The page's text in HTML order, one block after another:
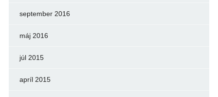
september 2016
máj 2016
júl 2015
apríl 2015